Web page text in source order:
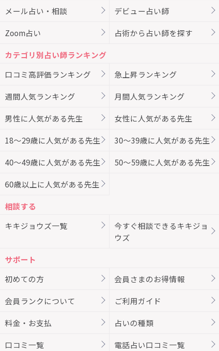
メール占い・相談 デビュー占い師
Zoom占い 占術から占い師を探す
カテゴリ別占い師ランキング
口コミ高評価ランキング
急上昇ランキング
週間人気ランキング 月間人気ランキング
男性に人気がある先生 女性に人気がある先生
18～29歳に人気がある先生 30～39歳に人気がある先生
40～49歳に人気がある先生 50～59歳に人気がある先生
60歳以上に人気がある先生
相談する
キキジョウズ一覧
今すぐ相談できるキキジョ
ウズ
サポート
初めての方
会員さまのお得情報
会員ランクについて ご利用ガイド
料金・お支払 占いの種類
口コミ一覧 電話占い口コミ一覧